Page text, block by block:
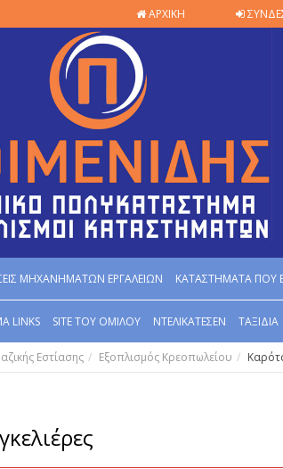
ΑΡΧΙΚΗ
ΜΗΧΑΝΗΜΑΤΩΝ ΕΡΓΑΛΕΙΩΝ ΚΑΤΑΣΤΗΜΑΤΑ ΠΟΥ
LINKS SITE ΤΟΥ ΟΜΙΛΟΥ ΝΤΕΛΙΚΑΤΕΣΕΝ ΤΑΞΙΔΙΑ
Εστίασης Εξοπλισμός Κρεοπωλείου